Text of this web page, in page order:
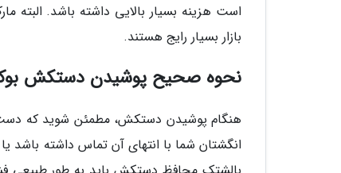
است هزینه بسیار بالایی داشته باشد.
بازار بسیار رایج هستند.
نحوه صحیح پوشیدن دستکش
هنگام پوشیدن دستکش، مطمئن شوید که
انگشتان شما با انتهای آن تماس داشته باشد